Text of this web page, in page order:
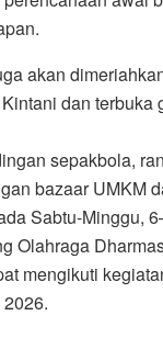
akan
dan terbuka
sepakbola,
bazaar UMKM
Sabtu-Minggu,
Olahraga
mengikuti